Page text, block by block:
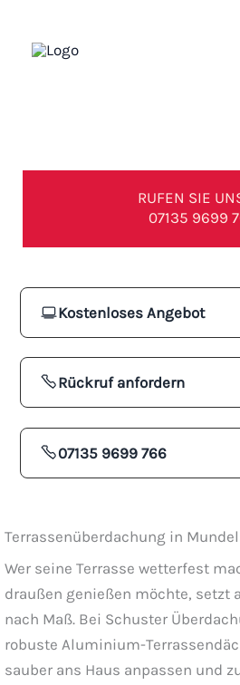
springen
RUFEN SIE
07135 9699
Kostenloses Angebot
Rückruf anfordern
07135 9699 766
Terrassenüberdachung in
Wer seine Terrasse wetterfest
draußen genießen möchte, setzt
nach Maß. Bei Schuster
robuste Aluminium-
sauber ans Haus anpassen und